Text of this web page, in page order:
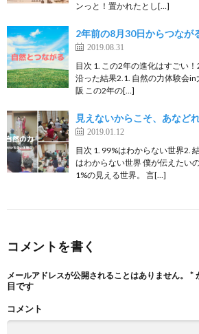
ンっと！置かれたとし[…]
2年前の8月30日からつなが
2019.08.31
目次 1. この2年の進化はすごい
沿った結果2.1. 自然の力体験会
阪 この2年の[…]
見えないからこそ、あなど
2019.01.12
目次 1. 99%はわからない世界2.
はわからない世界 僕が伝えたい
1%の見える世界。 言[…]
コメントを書く
メールアドレスが公開されることはありません。 *
目です
コメント